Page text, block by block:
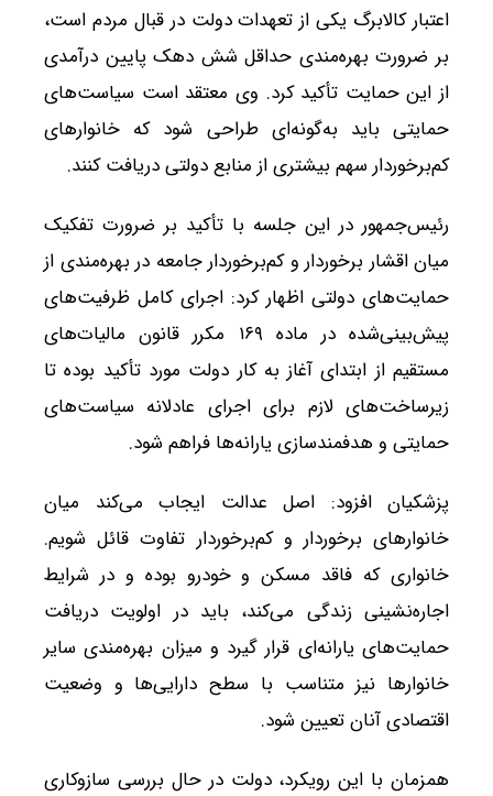
اعتبار کالابرگ یکی از تعهدات دولت در قبال مردم است،
بر ضرورت بهره‌مندی حداقل شش دهک پایین درآمدی
از این حمایت تأکید کرد. وی معتقد است سیاست‌های
حمایتی باید به‌گونه‌ای طراحی شود که خانوارهای
کم‌برخوردار سهم بیشتری از منابع دولتی دریافت کنند.
رئیس‌جمهور در این جلسه با تأکید بر ضرورت تفکیک
میان اقشار برخوردار و کم‌برخوردار جامعه در بهره‌مندی از
حمایت‌های دولتی اظهار کرد: اجرای کامل ظرفیت‌های
پیش‌بینی‌شده در ماده ۱۶۹ مکرر قانون مالیات‌های
مستقیم از ابتدای آغاز به کار دولت مورد تأکید بوده تا
زیرساخت‌های لازم برای اجرای عادلانه سیاست‌های
حمایتی و هدفمندسازی یارانه‌ها فراهم شود.
پزشکیان افزود: اصل عدالت ایجاب می‌کند میان
خانوارهای برخوردار و کم‌برخوردار تفاوت قائل شویم.
خانواری که فاقد مسکن و خودرو بوده و در شرایط
اجاره‌نشینی زندگی می‌کند، باید در اولویت دریافت
حمایت‌های یارانه‌ای قرار گیرد و میزان بهره‌مندی سایر
خانوارها نیز متناسب با سطح دارایی‌ها و وضعیت
اقتصادی آنان تعیین شود.
همزمان با این رویکرد، دولت در حال بررسی سازوکاری